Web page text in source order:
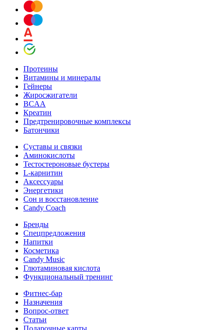
Протеины
Витамины и минералы
Гейнеры
Жиросжигатели
BCAA
Креатин
Предтренировочные комплексы
Батончики
Суставы и связки
Аминокислоты
Тестостероновые бустеры
L-карнитин
Аксессуары
Энергетики
Сон и восстановление
Candy Coach
Бренды
Спецпредложения
Напитки
Косметика
Candy Music
Глютаминовая кислота
Функциональный тренинг
Фитнес-бар
Назначения
Вопрос-ответ
Статьи